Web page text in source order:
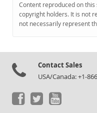
Content reproduced on
copyright holders. It is not
not necessarily represent
Contact Sales
USA/Canada: +1-